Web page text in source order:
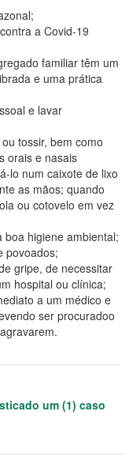
a Covid-19
familiar têm um
e uma prática
e lavar
tossir, bem como
orais e nasais
lo num caixote de lixo
as mãos; quando
ou cotovelo em vez
higiene ambiental;
povoados;
gripe, de necessitar
hospital ou clínica;
a um médico e
ser procuradoo
um (1) caso